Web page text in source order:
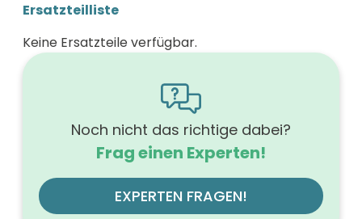
Höhe (mm)
Tiefe (mm)
Ausführung der Beleuchtung
Werkstoff der Front
MDF-Trägerplatte mit Thermofolie
Farbe des Korpus
leinengrau
Werkstoff des Korpus
Ersatzteilliste
Keine Ersatzteile verfügbar.
Noch nicht das richtige dabei?
Frag einen Experten!
EXPERTEN FRAGEN!